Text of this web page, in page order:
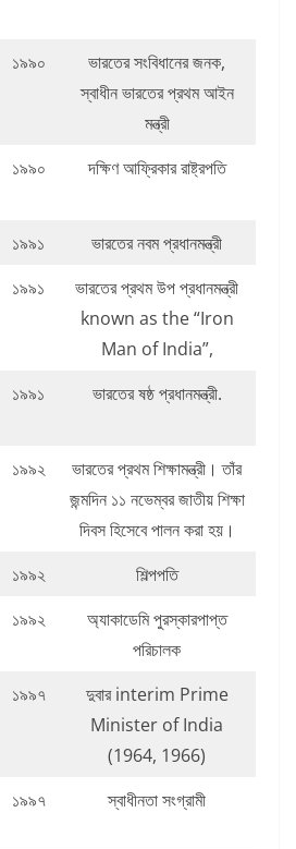
১৯৯০
ভারতের সংবিধানের জনক,
স্বাধীন ভারতের প্রথম আইন
মন্ত্রী
১৯৯০ দক্ষিণ আফ্রিকার রাষ্ট্রপতি
১৯৯১
ভারতের নবম প্রধানমন্ত্রী
১৯৯১
ভারতের প্রথম উপ প্রধানমন্ত্রী
known as the “Iron
Man of India”,
১৯৯১ ভারতের ষষ্ঠ প্রধানমন্ত্রী.
১৯৯২
ভারতের প্রথম শিক্ষামন্ত্রী। তাঁর
জন্মদিন ১১ নভেম্বর জাতীয় শিক্ষা
দিবস হিসেবে পালন করা হয়।
১৯৯২
শিল্পপতি
১৯৯২
অ্যাকাডেমি পুরস্কারপাপ্ত
পরিচালক
১৯৯৭
দুবার interim Prime
Minister of India
(1964, 1966)
১৯৯৭ স্বাধীনতা সংগ্রামী